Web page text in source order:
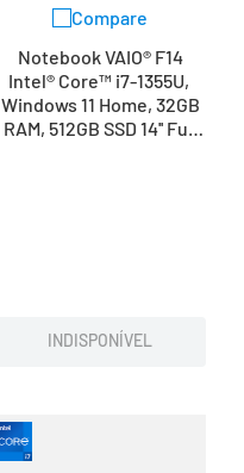
Compare
Notebook VAIO® F14
Intel® Core™ i7-1355U,
Windows 11 Home, 32GB
RAM, 512GB SSD 14'' Full
INDISPONÍVEL